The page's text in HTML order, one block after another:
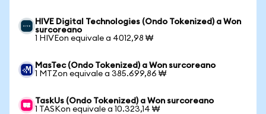
HIVE Digital Technologies (Ondo Tokenized) a Won
surcoreano
1 HIVEon equivale a 4012,98 ₩
MasTec (Ondo Tokenized) a Won surcoreano
1 MTZon equivale a 385.699,86 ₩
TaskUs (Ondo Tokenized) a Won surcoreano
1 TASKon equivale a 10.323,14 ₩